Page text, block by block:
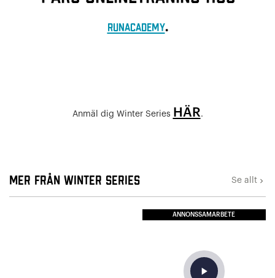
Runacademy.
Anmäl dig Winter Series HÄR.
Mer från Winter Series Se allt keyboard_arrow_right
ANNONSSAMARBETE
play_arrow